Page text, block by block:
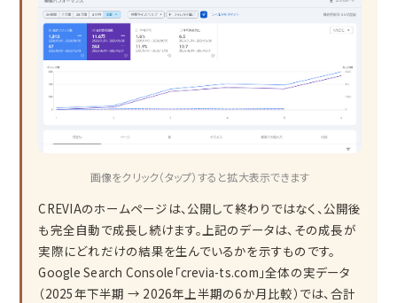
画像をクリック（タップ）すると拡大表示できます
CREVIAのホームページは、公開して終わりではなく、公開後
も完全自動で成長し続けます。上記のデータは、その成長が
実際にどれだけの結果を生んでいるかを示すものです。
Google Search Console「crevia-ts.com」全体の実データ
（2025年下半期 → 2026年上半期の6か月比較）では、合計